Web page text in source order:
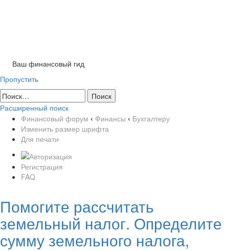
Ваш финансовый гид
Пропустить
Расширенный поиск
Финансовый форум ‹ Финансы ‹ Бухгалтеру
Изменить размер шрифта
Для печати
Регистрация
FAQ
Помогите рассчитать
земельный налог. Определите
сумму земельного налога,